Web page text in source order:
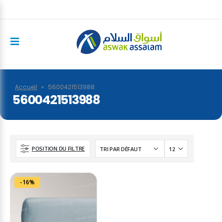
Accueil » 5600421513988
5600421513988
POSITION DU FILTRE
-16%